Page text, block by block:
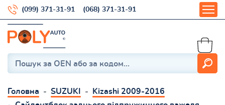
(099) 371-31-91 (068) 371-31-91
Головна SUZUKI
Kizashi 2009-2016